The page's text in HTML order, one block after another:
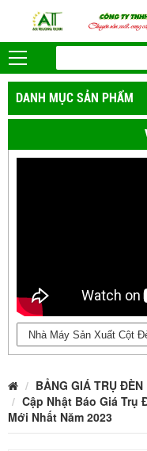
DANH MỤC SẢN PHẨM
BẢNG GIÁ TRỤ ĐÈN
Cập Nhật Báo Giá Trụ
Mới Nhất Năm 2023